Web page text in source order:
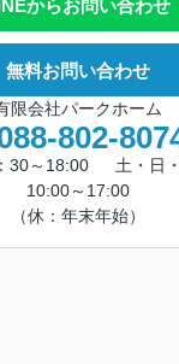
からお問い合わせ
無料お問い合わせ
限会社パークホーム
802-
30～18:00 土・日・
10:00～17:00
（休：年末年始）